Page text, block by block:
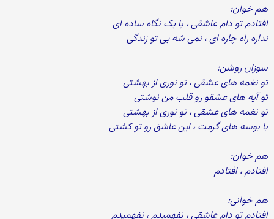
هم خوان:
افتادم تو دام عاشقی ، با یک نگاه ساده ای
نداره راه چاره ای ، نمی شه بی تو زندگی
سوزان روشن:
تو نغمه های عشقی ، تو نوری از بهشتی
تو آیه های عشقو رو قلب من نوشتی
تو نغمه های عشقی ، تو نوری از بهشتی
با بوسه های گرمت ، این عاشق رو تو کشتی
هم خوان:
افتادم ، افتادم
هم خوانی:
افتادم تو دام عاشقی ، نفهمیدم ، نفهمیدم